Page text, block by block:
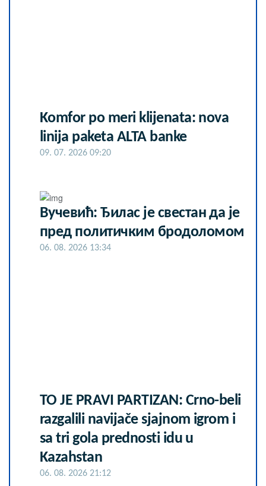
Komfor po meri klijenata: nova
linija paketa ALTA banke
09. 07. 2026 09:20
Вучевић: Ђилас је свестан да је
пред политичким бродоломом
06. 08. 2026 13:34
TO JE PRAVI PARTIZAN: Crno-beli
razgalili navijače sjajnom igrom i
sa tri gola prednosti idu u
Kazahstan
06. 08. 2026 21:12